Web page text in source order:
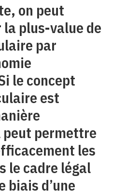
on peut
plus-value de
par
le concept
est
permettre
les
le cadre légal
biais d’une